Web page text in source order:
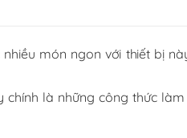
món ngon với thiết bị
là những công thức